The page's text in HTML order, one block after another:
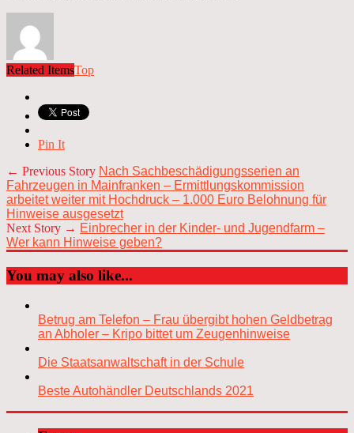
Related ItemsTop
Pin It
← Previous Story Nach Sachbeschädigungsserien an
Fahrzeugen in Mainfranken – Ermittlungskommission
arbeitet weiter mit Hochdruck – 1.000 Euro Belohnung für
Hinweise ausgesetzt
Next Story → Einbrecher in der Kinder- und Jugendfarm –
Wer kann Hinweise geben?
You may also like...
Betrug am Telefon – Frau übergibt hohen Geldbetrag
an Abholer – Kripo bittet um Zeugenhinweise
Die Staatsanwaltschaft in der Schule
Beste Autohändler Deutschlands 2021